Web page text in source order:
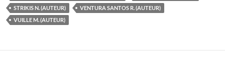
STRIKIS N. (AUTEUR)
VENTURA SANTOS R. (AUTEUR)
VUILLE M. (AUTEUR)